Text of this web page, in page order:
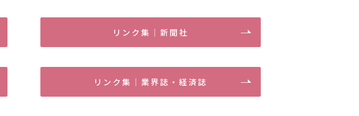
リンク集｜新聞社
リンク集｜業界誌・経済誌